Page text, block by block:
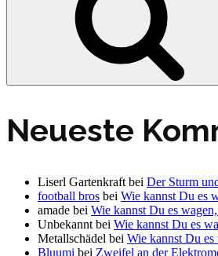
Neueste
Liserl Gartenkraft bei Der Sturm
football bros bei Wie kannst Du es
amade bei Wie kannst Du es
Unbekannt bei Wie kannst Du es
Metallschädel bei Wie kannst Du
Bluumi bei Zweifel an der